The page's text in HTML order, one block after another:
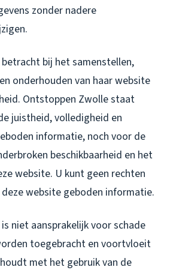
zonder nadere
bij het samenstellen,
onderhouden van haar website
Ontstoppen Zwolle staat
juistheid, volledigheid en
informatie, noch voor de
beschikbaarheid en het
website. U kunt geen rechten
website geboden informatie.
niet aansprakelijk voor schade
toegebracht en voortvloeit
met het gebruik van de